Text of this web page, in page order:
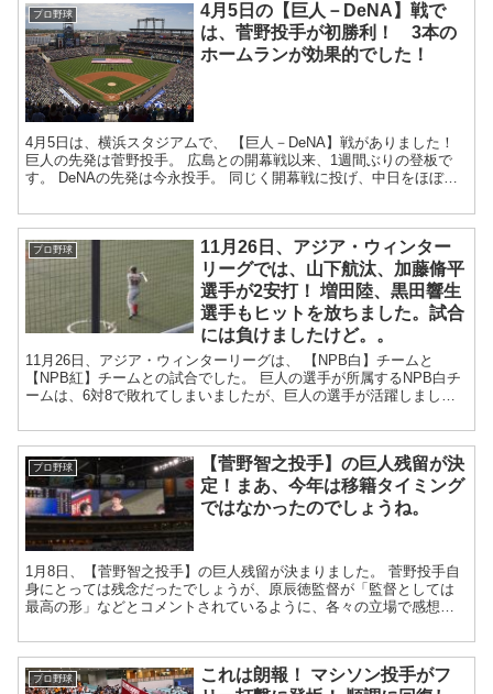
プロ野球
4月5日の【巨人－DeNA】戦で
は、菅野投手が初勝利！ 3本の
ホームランが効果的でした！
4月5日は、横浜スタジアムで、 【巨人－DeNA】戦がありました！
巨人の先発は菅野投手。 広島との開幕戦以来、1週間ぶりの登板で
す。 DeNAの先発は今永投手。 同じく開幕戦に投げ、中日をほぼ完
プロ野球
11月26日、アジア・ウィンター
リーグでは、山下航汰、加藤脩平
選手が2安打！ 増田陸、黒田響生
選手もヒットを放ちました。試合
には負けましたけど。。
11月26日、アジア・ウィンターリーグは、 【NPB白】チームと
【NPB紅】チームとの試合でした。 巨人の選手が所属するNPB白チ
ームは、6対8で敗れてしまいましたが、巨人の選手が活躍しまし
プロ野球
【菅野智之投手】の巨人残留が決
定！まあ、今年は移籍タイミング
ではなかったのでしょうね。
1月8日、【菅野智之投手】の巨人残留が決まりました。 菅野投手自
身にとっては残念だったでしょうが、原辰徳監督が「監督としては
最高の形」などとコメントされているように、各々の立場で感想は
プロ野球
これは朗報！ マシソン投手がフ